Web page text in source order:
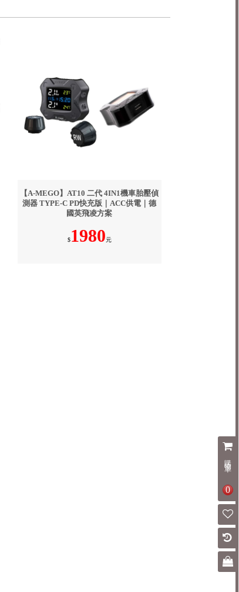
【A-MEGO】AT10 二代 4IN1機車胎壓偵
測器 TYPE-C PD快充版｜ACC供電｜德
國英飛凌方案
$1980元
購物車
0